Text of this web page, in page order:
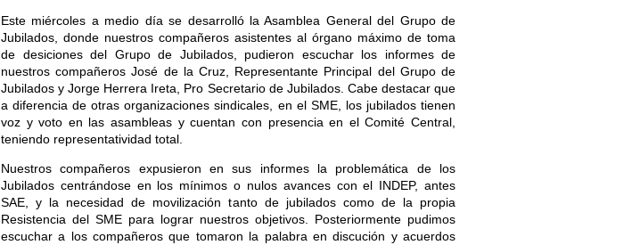
Este miércoles a medio día se desarrolló la Asamblea General del Grupo de
Jubilados, donde nuestros compañeros asistentes al órgano máximo de toma
de desiciones del Grupo de Jubilados, pudieron escuchar los informes de
nuestros compañeros José de la Cruz, Representante Principal del Grupo de
Jubilados y Jorge Herrera Ireta, Pro Secretario de Jubilados. Cabe destacar que
a diferencia de otras organizaciones sindicales, en el SME, los jubilados tienen
voz y voto en las asambleas y cuentan con presencia en el Comité Central,
teniendo representatividad total.
Nuestros compañeros expusieron en sus informes la problemática de los
Jubilados centrándose en los mínimos o nulos avances con el INDEP, antes
SAE, y la necesidad de movilización tanto de jubilados como de la propia
Resistencia del SME para lograr nuestros objetivos. Posteriormente pudimos
escuchar a los compañeros que tomaron la palabra en discución y acuerdos